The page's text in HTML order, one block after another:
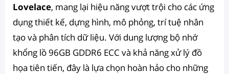
Lovelace, mang lại hiệu năng vượt trội cho các ứng
dụng thiết kế, dựng hình, mô phỏng, trí tuệ nhân
tạo và phân tích dữ liệu. Với dung lượng bộ nhớ
khổng lồ 96GB GDDR6 ECC và khả năng xử lý đồ
họa tiên tiến, đây là lựa chọn hoàn hảo cho những